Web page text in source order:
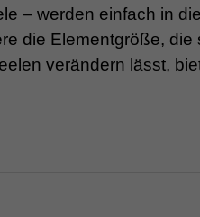
– werden einfach in die
die Elementgröße, die
verändern lässt,